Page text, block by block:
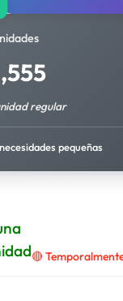
regular
pequeñas
🔴